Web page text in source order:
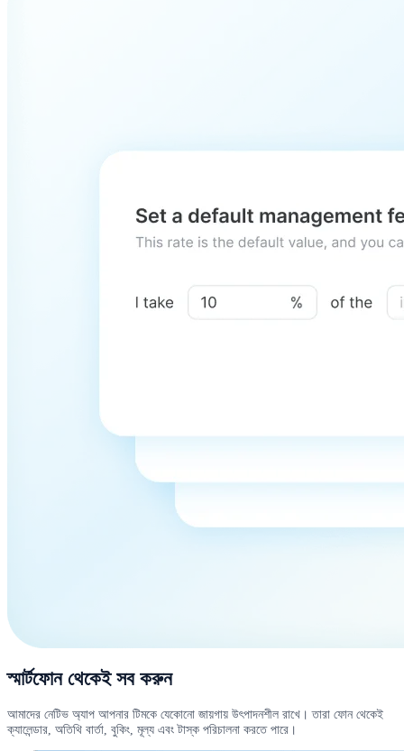
স্মার্টফোন থেকেই সব করুন
আমাদের নেটিভ অ্যাপ আপনার টিমকে যেকোনো জায়গায় উৎপাদনশীল রাখে। তারা ফোন থেকেই
ক্যালেন্ডার, অতিথি বার্তা, বুকিং, মূল্য এবং টাস্ক পরিচালনা করতে পারে।